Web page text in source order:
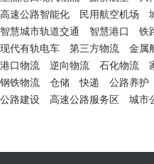
高速公路智能化
民用航空机场
智慧城市轨道交通
智慧港口 铁
现代有轨电车
第三方物流 金属
港口物流
逆向物流 石化物流
钢铁物流
仓储 快递 公路养护
公路建设
高速公路服务区 城市